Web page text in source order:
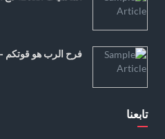
فرح الرب هو قوتكم -
تابعنا